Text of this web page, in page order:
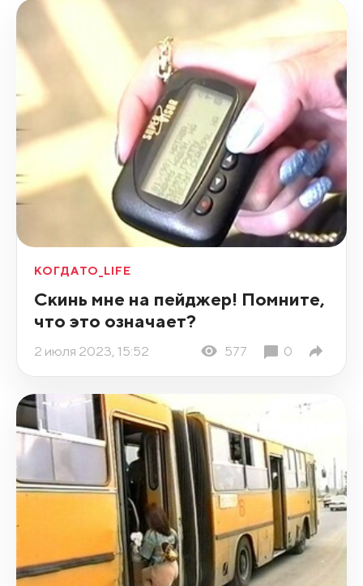
КОГДАТО_LIFE
Скинь мне на пейджер! Помните,
что это означает?
2 июля 2023, 15:52 577 0